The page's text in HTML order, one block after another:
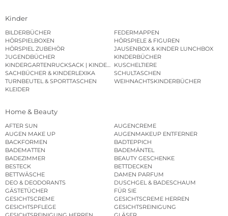
Kinder
BILDERBÜCHER
FEDERMAPPEN
HÖRSPIELBOXEN
HÖRSPIELE & FIGUREN
HÖRSPIEL ZUBEHÖR
JAUSENBOX & KINDER LUNCHBOX
JUGENDBÜCHER
KINDERBÜCHER
KINDERGARTENRUCKSACK | KINDERGARTENBEUTEL
KUSCHELTIERE
SACHBÜCHER & KINDERLEXIKA
SCHULTASCHEN
TURNBEUTEL & SPORTTASCHEN
WEIHNACHTSKINDERBÜCHER
KLEIDER
Home & Beauty
AFTER SUN
AUGENCREME
AUGEN MAKE UP
AUGENMAKEUP ENTFERNER
BACKFORMEN
BADTEPPICH
BADEMATTEN
BADEMÄNTEL
BADEZIMMER
BEAUTY GESCHENKE
BESTECK
BETTDECKEN
BETTWÄSCHE
DAMEN PARFUM
DEO & DEODORANTS
DUSCHGEL & BADESCHAUM
GÄSTETÜCHER
FÜR SIE
GESICHTSCREME
GESICHTSCREME HERREN
GESICHTSPFLEGE
GESICHTSREINIGUNG